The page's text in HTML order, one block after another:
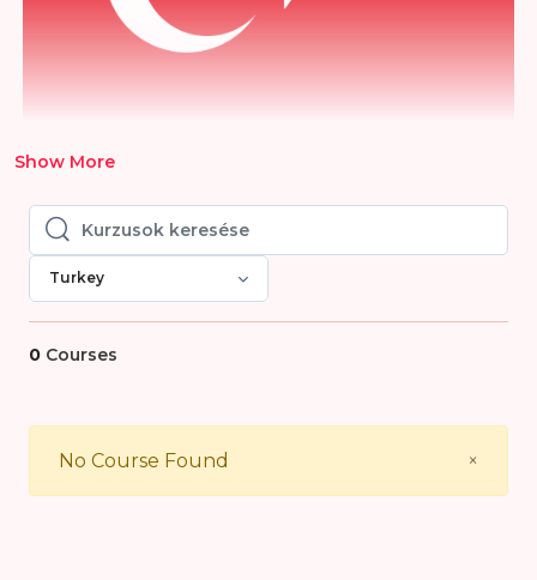
Show More
Kurzusok keresése
Kurzusok keresése
Turkey
0 Courses
×
No Course Found